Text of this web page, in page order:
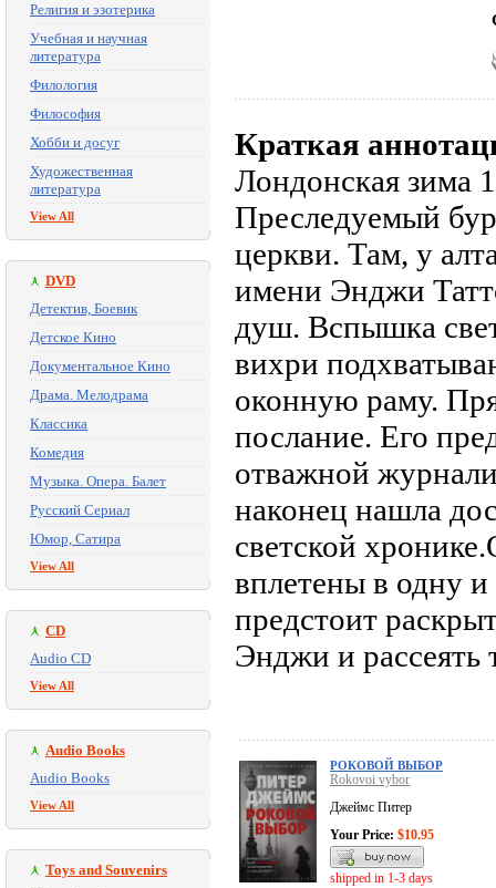
Религия и эзотерика
Учебная и научная
литература
Филология
Философия
Хобби и досуг
Художественная
литература
View All
DVD
Детектив, Боевик
Детское Кино
Документальное Кино
Драма. Мелодрама
Классика
Комедия
Музыка. Опера. Балет
Русский Сериал
Юмор, Сатира
View All
CD
Audio CD
View All
Audio Books
Audio Books
View All
Toys and Souvenirs
Краткая
Лондонская зима
Преследуемый
церкви. Там, у
имени Энджи
душ. Вспышка
вихри
оконную раму.
послание. Его
отважной
наконец нашла
светской
вплетены в одну
предстоит
Энджи и
РОКОВОЙ ВЫБОР
Rokovoi vybor
Джеймс Питер
Your Price: $10.95
shipped in 1-3 days